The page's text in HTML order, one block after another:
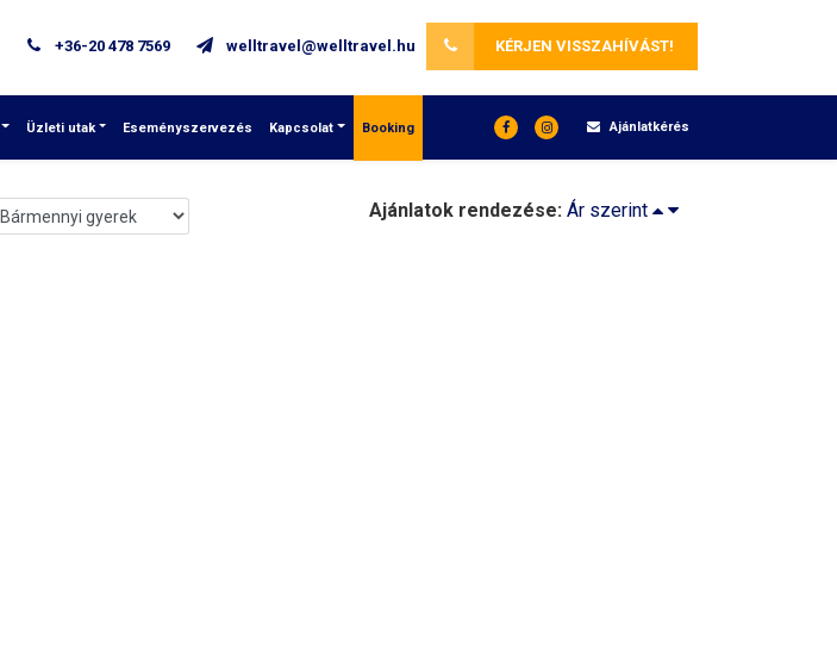
+36-20 478 7569 KÉRJEN VISSZAHÍVÁST!
Üzleti utak Eseményszervezés Kapcsolat Booking Ajánlatkérés
Ajánlatok rendezése: Ár szerint